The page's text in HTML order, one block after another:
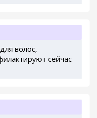
волос,
сейчас